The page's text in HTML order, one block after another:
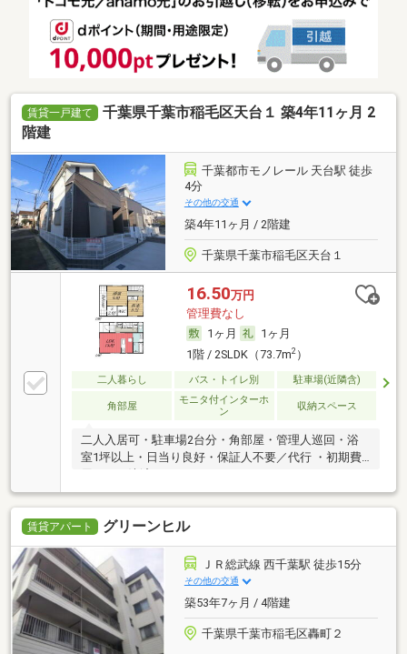
賃貸一戸建て
千葉県千葉市稲毛区天台１ 築4年11ヶ月 2
階建
千葉都市モノレール 天台駅 徒歩
4分
その他の交通
築4年11ヶ月 / 2階建
千葉県千葉市稲毛区天台１
16.50万円
管理費なし
1ヶ月
1ヶ月
1階 / 2SLDK（73.7m2）
二人暮らし バス・トイレ別 駐車場(近隣含)
角部屋
モニタ付インターホ
ン
収納スペース
二人入居可・駐車場2台分・角部屋・管理人巡回・浴
室1坪以上・日当り良好・保証人不要／代行 ・初期費
賃貸アパート グリーンヒル
ＪＲ総武線 西千葉駅 徒歩15分
その他の交通
築53年7ヶ月 / 4階建
千葉県千葉市稲毛区轟町２